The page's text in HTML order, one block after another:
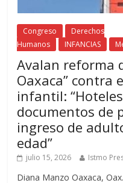
Congreso
Derechos
Humanos
INFANCIAS
Avalan reforma
Oaxaca” contra
infantil:
documentos de
ingreso de
edad”
julio 15, 2026 Istmo
Diana Manzo Oaxaca,